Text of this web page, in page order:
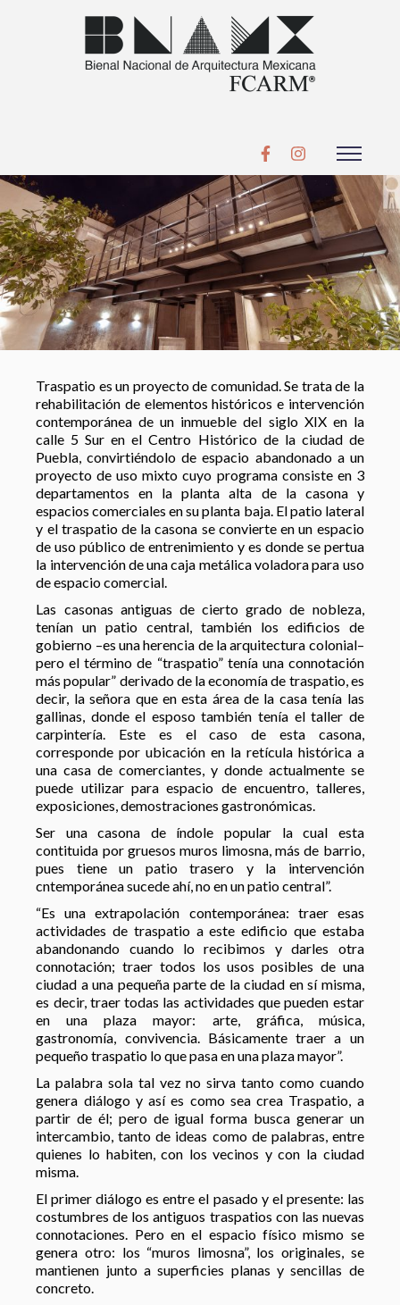
Traspatio es un proyecto de comunidad. Se trata de la
rehabilitación de elementos históricos e intervención
contemporánea de un inmueble del siglo XIX en la
calle 5 Sur en el Centro Histórico de la ciudad de
Puebla, convirtiéndolo de espacio abandonado a un
proyecto de uso mixto cuyo programa consiste en 3
departamentos en la planta alta de la casona y
espacios comerciales en su planta baja. El patio lateral
y el traspatio de la casona se convierte en un espacio
de uso público de entrenimiento y es donde se pertua
la intervención de una caja metálica voladora para uso
de espacio comercial.
Las casonas antiguas de cierto grado de nobleza,
tenían un patio central, también los edificios de
gobierno –es una herencia de la arquitectura colonial–
pero el término de “traspatio” tenía una connotación
más popular” derivado de la economía de traspatio, es
decir, la señora que en esta área de la casa tenía las
gallinas, donde el esposo también tenía el taller de
carpintería. Este es el caso de esta casona,
corresponde por ubicación en la retícula histórica a
una casa de comerciantes, y donde actualmente se
puede utilizar para espacio de encuentro, talleres,
exposiciones, demostraciones gastronómicas.
Ser una casona de índole popular la cual esta
contituida por gruesos muros limosna, más de barrio,
pues tiene un patio trasero y la intervención
cntemporánea sucede ahí, no en un patio central”.
“Es una extrapolación contemporánea: traer esas
actividades de traspatio a este edificio que estaba
abandonando cuando lo recibimos y darles otra
connotación; traer todos los usos posibles de una
ciudad a una pequeña parte de la ciudad en sí misma,
es decir, traer todas las actividades que pueden estar
en una plaza mayor: arte, gráfica, música,
gastronomía, convivencia. Básicamente traer a un
pequeño traspatio lo que pasa en una plaza mayor”.
La palabra sola tal vez no sirva tanto como cuando
genera diálogo y así es como sea crea Traspatio, a
partir de él; pero de igual forma busca generar un
intercambio, tanto de ideas como de palabras, entre
quienes lo habiten, con los vecinos y con la ciudad
misma.
El primer diálogo es entre el pasado y el presente: las
costumbres de los antiguos traspatios con las nuevas
connotaciones. Pero en el espacio físico mismo se
genera otro: los “muros limosna”, los originales, se
mantienen junto a superficies planas y sencillas de
concreto.